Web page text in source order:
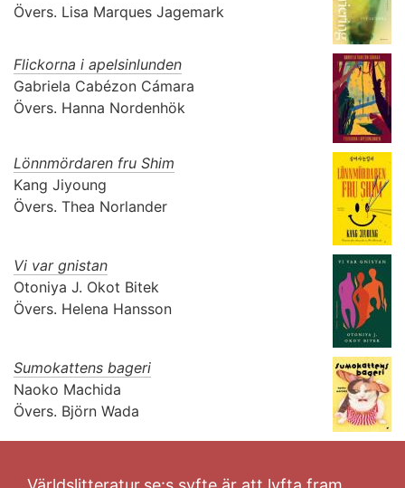
Övers. Lisa Marques Jagemark
Flickorna i apelsinlunden
Gabriela Cabézon Cámara
Övers. Hanna Nordenhök
Lönnmördaren fru Shim
Kang Jiyoung
Övers. Thea Norlander
Vi var gnistan
Otoniya J. Okot Bitek
Övers. Helena Hansson
Sumokattens bageri
Naoko Machida
Övers. Björn Wada